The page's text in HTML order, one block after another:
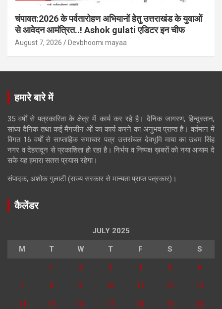
चंपावत:2026 के पर्वतारोहण अभियानों हेतु उत्तराखंड के युवाओं
से आवेदन आमंत्रित..! Ashok gulati एडिटर इन चीफ
August 7, 2026 Devbhoomi mayaa
हमारे बारे में
35 वर्षों से पत्रकारिता के क्षेत्र में कार्य कर रहे है। दैनिक जागरण, हिन्दुस्तान,
सांध्य दैनिक तथा कई मैगजीन ओं का कार्य करने का अनुभव प्राप्त है। वर्तमान में
विगत 16 वर्षों से साप्ताहिक समाचार पत्र उत्तरांचल देवभूमि माया का उधम सिंह
नगर व देहरादून से प्रकाशिता हो रहा है। निर्भय व निष्पक्ष ख़बरों को नया आयाम दे
सके यह हमारा सतत्त प्रयास रहेगा।
संपादक, अशोक गुलाटी (राज्य सरकार से मान्यता प्राप्त पत्रकार)।
कैलेंडर
JULY 2025
M T W T F S S
1 2 3 4 5 6
7 8 9 10 11 12 13
14 15 16 17 18 19 20